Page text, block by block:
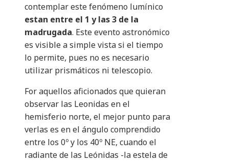
contemplar este fenómeno lumínico
estan entre el 1 y las 3 de la
madrugada. Este evento astronómico
es visible a simple vista si el tiempo
lo permite, pues no es necesario
utilizar prismáticos ni telescopio.
For aquellos aficionados que quieran
observar las Leonidas en el
hemisferio norte, el mejor punto para
verlas es en el ángulo comprendido
entre los 0º y los 40º NE, cuando el
radiante de las Leónidas -la estela de